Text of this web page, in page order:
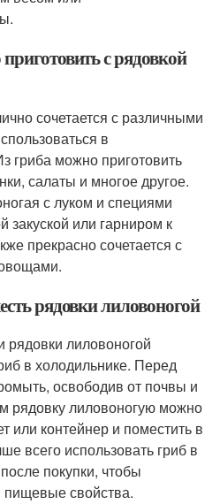
с рядовкой
сочетается с различными
в
гриба можно приготовить
салаты и многое другое.
с луком и специями
закуской или гарниром к
прекрасно сочетается с
рядовки лиловоногой
рядовки лиловоногой
в холодильнике. Перед
освободив от почвы и
рядовку лиловоногую можно
или контейнер и поместить в
всего использовать гриб в
покупки, чтобы
пищевые свойства.